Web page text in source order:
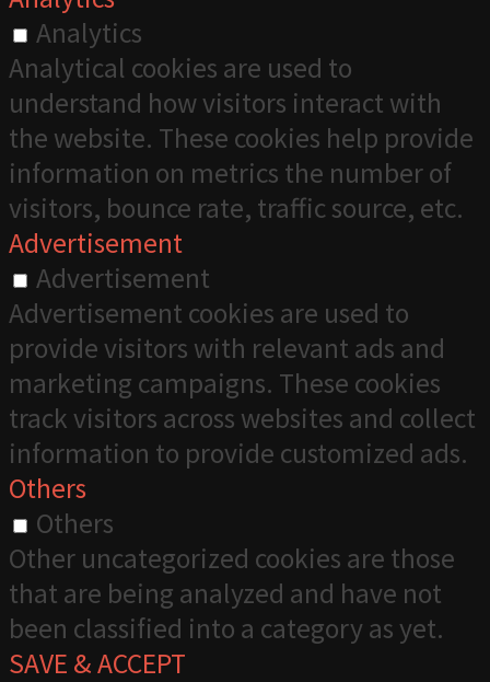
Analytics
Analytical cookies are used to
understand how visitors interact with
the website. These cookies help provide
information on metrics the number of
visitors, bounce rate, traffic source, etc.
Advertisement
Advertisement
Advertisement cookies are used to
provide visitors with relevant ads and
marketing campaigns. These cookies
track visitors across websites and collect
information to provide customized ads.
Others
Others
Other uncategorized cookies are those
that are being analyzed and have not
been classified into a category as yet.
SAVE & ACCEPT